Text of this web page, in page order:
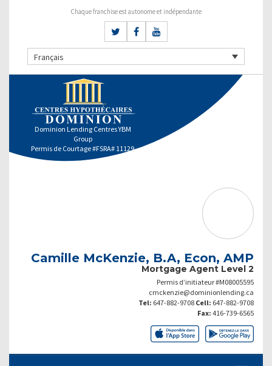
Chaque franchise est autonome et indépendante
Français
Dominion Lending Centres YBM
Group
Permis de Courtage #FSRA# 11129
Camille McKenzie, B.A, Econ, AMP
Mortgage Agent Level 2
Permis d’initiateur #M08005595
cmckenzie@dominionlending.ca
Tel: 647-882-9708 Cell: 647-882-9708
Fax: 416-739-6565